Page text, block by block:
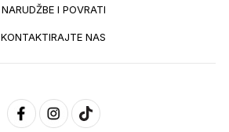
NARUDŽBE I POVRATI
KONTAKTIRAJTE NAS